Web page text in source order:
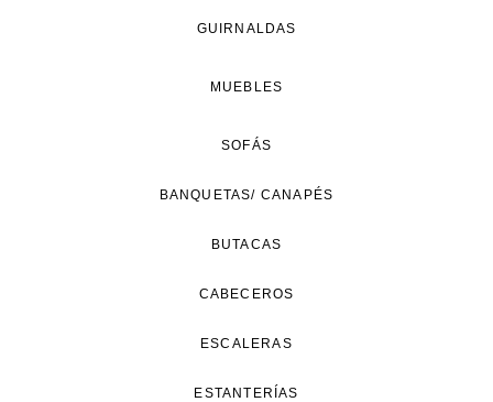
GUIRNALDAS
MUEBLES
SOFÁS
BANQUETAS/ CANAPÉS
BUTACAS
CABECEROS
ESCALERAS
ESTANTERÍAS